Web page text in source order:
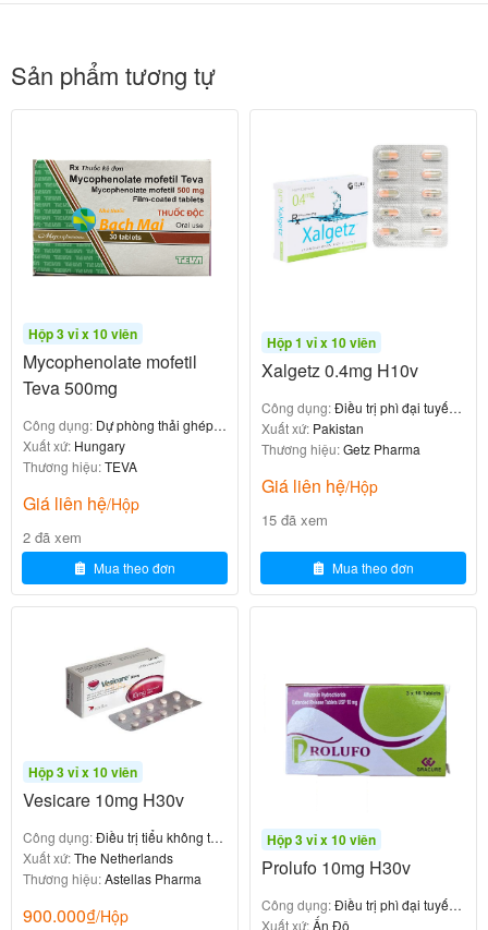
Thời điểm
ăn
Cách uống:Nuốt nguyên viêncùng với nước.
Không được nghiền, nhai hoặc mở nang thuốc
Phối hợp với Tamsulosin
Khi phối hợp với Tamsulosin (thuốc chẹn alpha), liều
Dutasteride 0.5mg + Tamsulosin 0.4mg
một lần mỗi ngày
Thời gian điều trị
Đánh giá hiệu quả : Cần điều trị ít nhất
có thể đánh giá một cách khách quan liệu có đạt
được đáp ứng điều trị mong muốn hay không
Theo dõi lâu dài
: Sau 6 tháng, nên kiểm tra định
kỳ6-12 thángmột lần
Điều chỉnh liều theo đối tượng
g
y th
ận
Không cần điều chỉnh liều
Sản phẩm tương tự
Hộp 3 vỉ x 10 viên
Mycophenolate mofetil
Teva 500mg
Công dụng: Dự phòng thải ghép
cấp tính
Xuất xứ: Hungary
Thương hiệu:TEVA
Giá liên hệ/Hộp
2 đã xem
Mua theo đơn
Hộp 1 vỉ x 10 viên
Xalgetz 0.4mg H10v
Công dụng:Điều trị phì đại tuyến
tiền liệt
Xuất xứ: Pakistan
Thương hiệu:Getz Pharma
Giá liên hệ/Hộp
15 đã xem
Mua theo đơn
Hộp 3 vỉ x 10 viên
Vesicare 10mg H30v
Công dụng:Điều trị tiểu không tự
chủ
Xuất xứ:The Netherlands
Thương hiệu:Astellas Pharma
900.000₫/Hộp
Hộp 3 vỉ x 10 viên
Prolufo 10mg H30v
Công dụng:Điều trị phì đại tuyến
tiền liệt lành tính
Xuất xứ:Ấn Độ